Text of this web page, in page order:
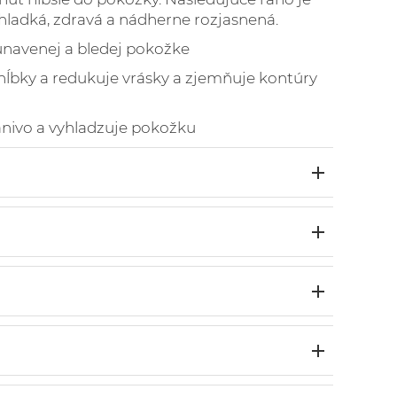
zdravá a nádherne rozjasnená.
a bledej pokožke
a redukuje vrásky a zjemňuje kontúry
a vyhladzuje pokožku
2022
týždňa večer predtým ako pôjdete späť
Sérum nahradí krém/olej ktorý by ste
Oil*, Prunus Amygdalus Dulcis Oil*,